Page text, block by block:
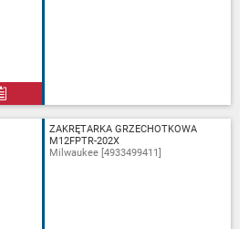
ZAKRĘTARKA GRZECHOTKOWA
M12FPTR-202X
Milwaukee [4933499411]